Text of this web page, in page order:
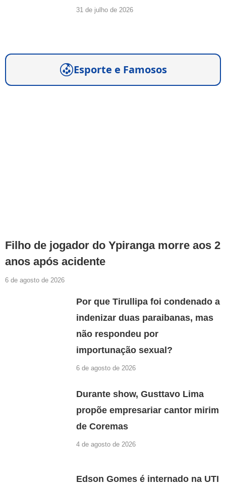
31 de julho de 2026
Esporte e Famosos
Filho de jogador do Ypiranga morre aos 2
anos após acidente
6 de agosto de 2026
Por que Tirullipa foi condenado a
indenizar duas paraibanas, mas
não respondeu por
importunação sexual?
6 de agosto de 2026
Durante show, Gusttavo Lima
propõe empresariar cantor mirim
de Coremas
4 de agosto de 2026
Edson Gomes é internado na UTI